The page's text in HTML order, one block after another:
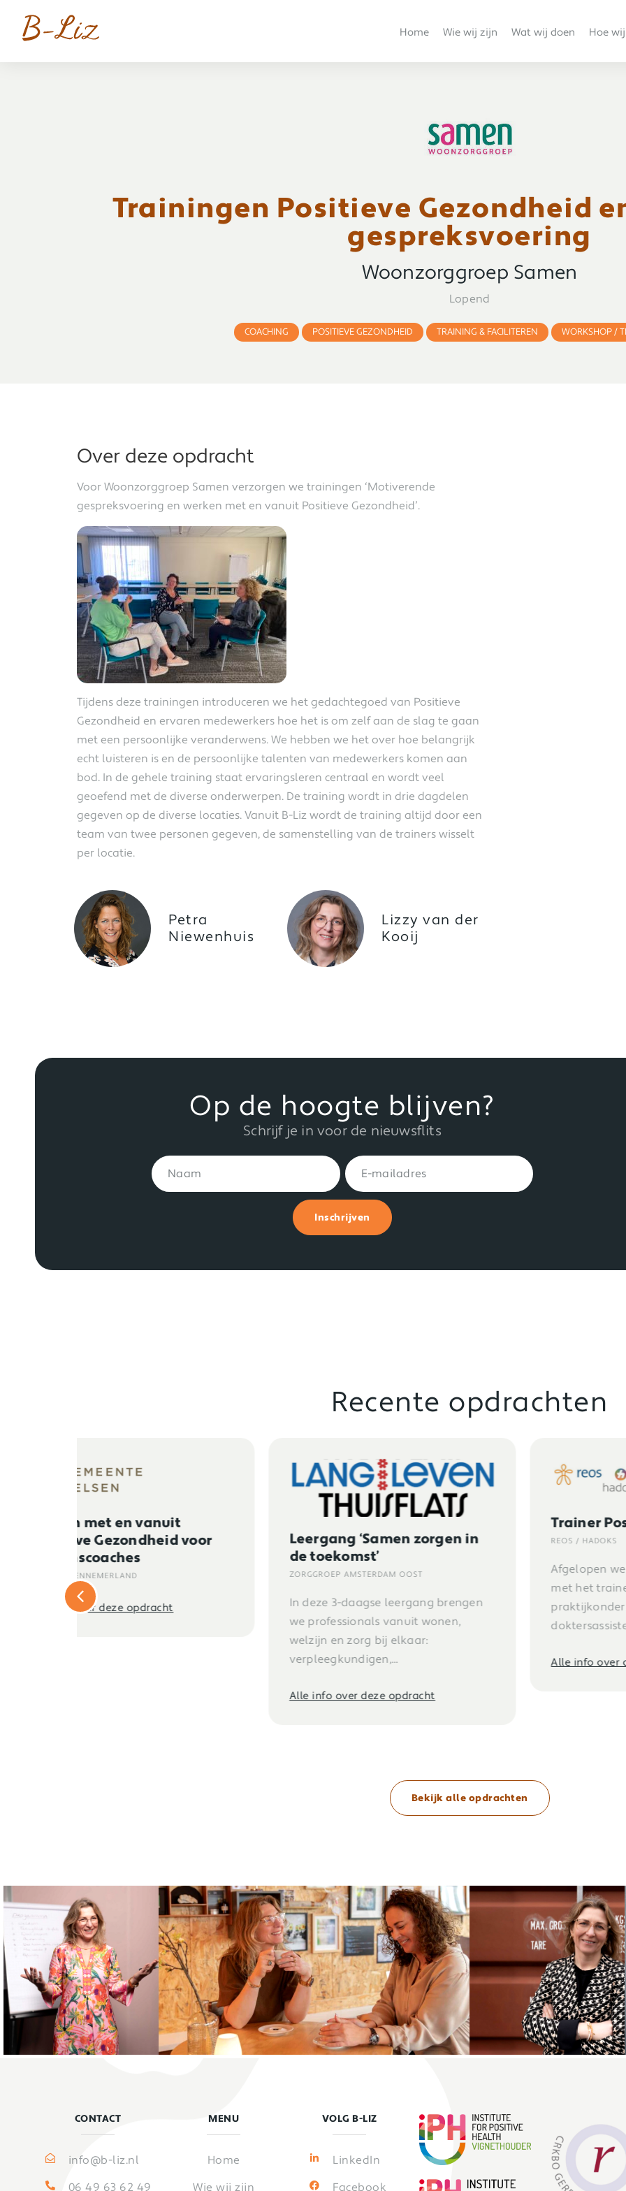
Home Wie wij zijn Wat wij doen Hoe
Trainingen Positieve Gezondheid
gespreksvoering
Woonzorggroep Samen
Lopend
COACHING POSITIEVE GEZONDHEID TRAINING & FACILITEREN WORKSHOP /
Over deze opdracht
Voor Woonzorggroep Samen verzorgen we trainingen ‘Motiverende
gespreksvoering en werken met en vanuit Positieve Gezondheid’.
Tijdens deze trainingen introduceren we het gedachtegoed van Positieve
Gezondheid en ervaren medewerkers hoe het is om zelf aan de slag te gaan
met een persoonlijke veranderwens. We hebben we het over hoe belangrijk
echt luisteren is en de persoonlijke talenten van medewerkers komen aan
bod. In de gehele training staat ervaringsleren centraal en wordt veel
geoefend met de diverse onderwerpen. De training wordt in drie dagdelen
gegeven op de diverse locaties. Vanuit B-Liz wordt de training altijd door een
team van twee personen gegeven, de samenstelling van de trainers wisselt
per locatie.
Petra
Niewenhuis
Lizzy van der
Kooij
Op de hoogte blijven?
Schrijf je in voor de nieuwsflits
Inschrijven
Recente opdrachten
Leergang ‘Samen zorgen in
de toekomst’
ZORGGROEP AMSTERDAM OOST
In deze 3-daagse leergang brengen
Trainer Positieve Gezondheid
REOS / HADOKS
Afgelopen weken zijn we begonnen
praktijkondersteuners en
doktersassistenten in het...
Alle info over deze opdracht
Bekijk alle opdrachten
CONTACT
info@b-liz.nl
06 49 63 62 49
MENU
Home
Wie wij zijn
VOLG B-LIZ
LinkedIn
Facebook